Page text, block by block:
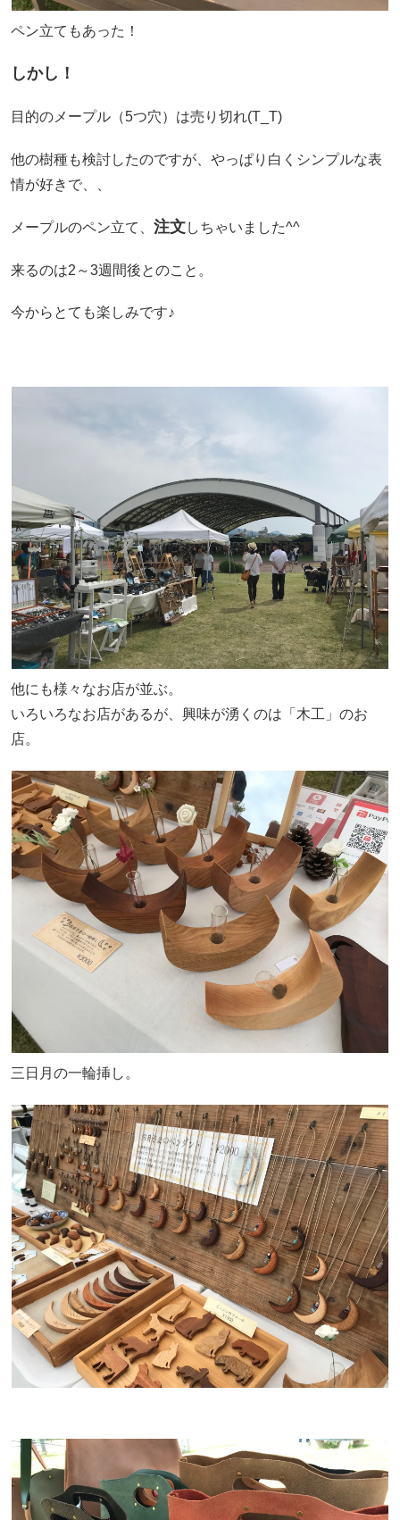
ペン立てもあった！
しかし！
目的のメープル（5つ穴）は売り切れ(T_T)
他の樹種も検討したのですが、やっぱり白くシンプルな表
情が好きで、、
メープルのペン立て、 注文しちゃいました^^
来るのは2～3週間後とのこと。
今からとても楽しみです♪
他にも様々なお店が並ぶ。
いろいろなお店があるが、興味が湧くのは「木工」のお
店。
三日月の一輪挿し。